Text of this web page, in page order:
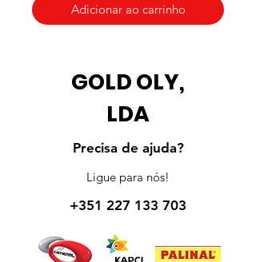
Adicionar ao carrinho
GOLD OLY,
LDA
Precisa de ajuda?
Ligue para nós!
+351 227 133 703